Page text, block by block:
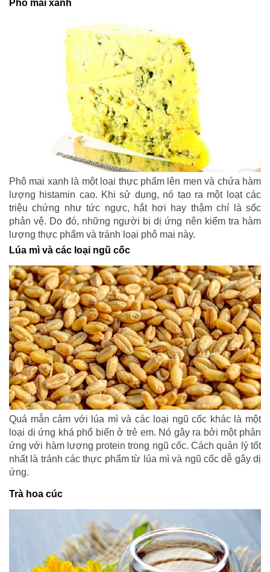
Phô mai xanh
Phô mai xanh là một loại thực phẩm lên men và chứa hàm
lượng histamin cao. Khi sử dụng, nó tạo ra một loạt các
triệu chứng như tức ngực, hắt hơi hay thậm chí là sốc
phản vệ. Do đó, những người bị dị ứng nên kiểm tra hàm
lượng thực phẩm và tránh loại phô mai này.
Lúa mì và các loại ngũ cốc
Quá mẫn cảm với lúa mì và các loại ngũ cốc khác là một
loại dị ứng khá phổ biến ở trẻ em. Nó gây ra bởi một phản
ứng với hàm lượng protein trong ngũ cốc. Cách quản lý tốt
nhất là tránh các thực phẩm từ lúa mì và ngũ cốc dễ gây dị
ứng.
Trà hoa cúc